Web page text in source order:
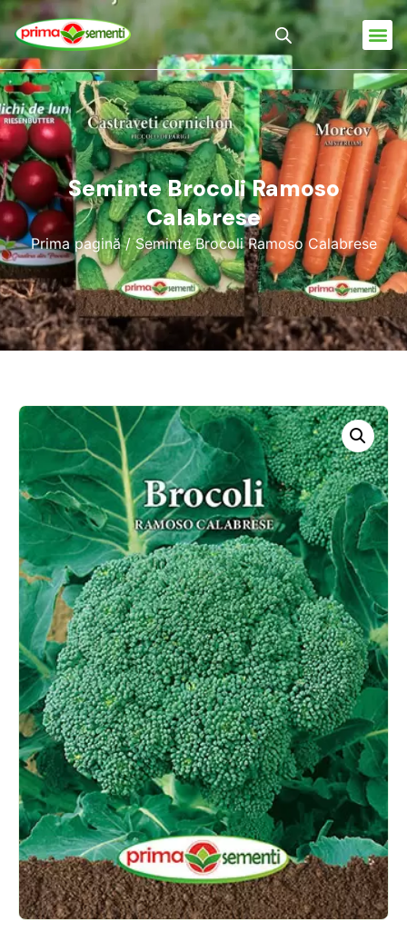
Seminte Brocoli Ramoso
Calabrese
Prima pagină/ Seminte Brocoli Ramoso Calabrese